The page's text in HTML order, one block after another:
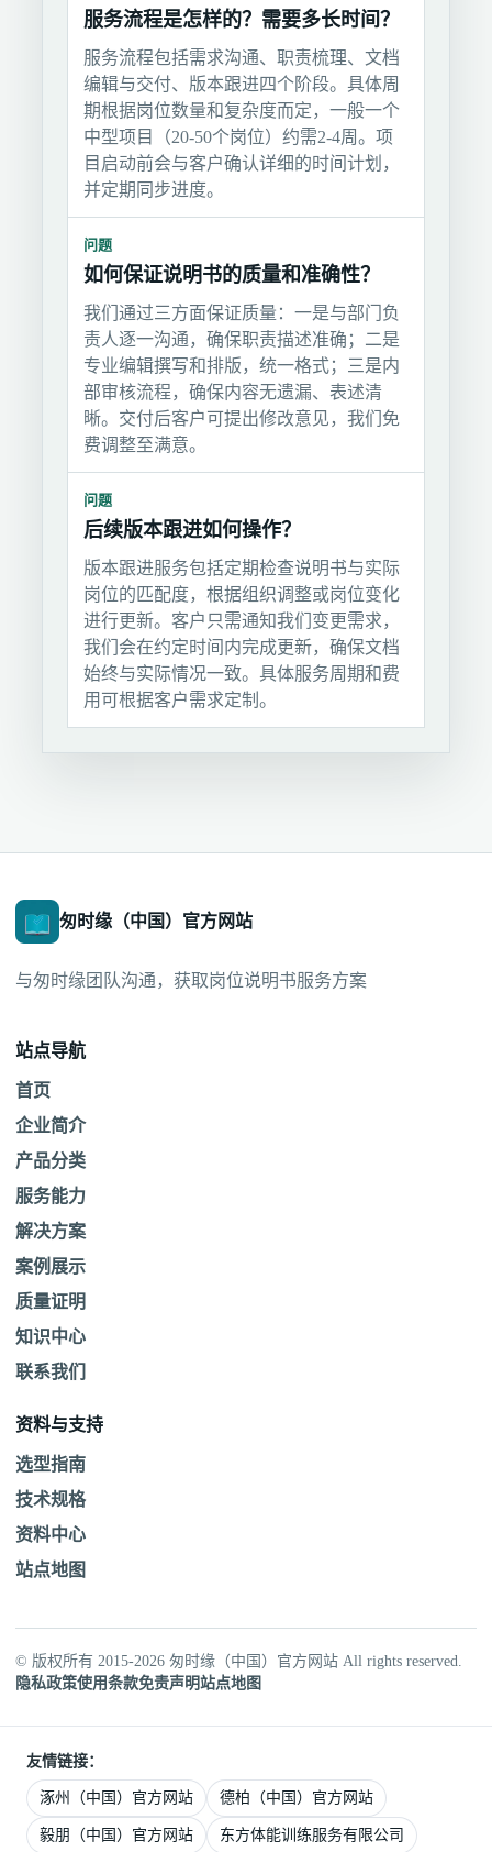
服务流程是怎样的？需要多长时间？
服务流程包括需求沟通、职责梳理、文档
编辑与交付、版本跟进四个阶段。具体周
期根据岗位数量和复杂度而定，一般一个
中型项目（20-50个岗位）约需2-4周。项
目启动前会与客户确认详细的时间计划，
并定期同步进度。
问题
如何保证说明书的质量和准确性？
我们通过三方面保证质量：一是与部门负
责人逐一沟通，确保职责描述准确；二是
专业编辑撰写和排版，统一格式；三是内
部审核流程，确保内容无遗漏、表述清
晰。交付后客户可提出修改意见，我们免
费调整至满意。
问题
后续版本跟进如何操作？
版本跟进服务包括定期检查说明书与实际
岗位的匹配度，根据组织调整或岗位变化
进行更新。客户只需通知我们变更需求，
我们会在约定时间内完成更新，确保文档
始终与实际情况一致。具体服务周期和费
用可根据客户需求定制。
匆时缘（中国）官方网站
与匆时缘团队沟通，获取岗位说明书服务方案
站点导航
首页
企业简介
产品分类
服务能力
解决方案
案例展示
质量证明
知识中心
联系我们
资料与支持
选型指南
技术规格
资料中心
站点地图
© 版权所有 2015-2026 匆时缘（中国）官方网站 All rights reserved.
隐私政策使用条款免责声明站点地图
友情链接：
涿州（中国）官方网站 德柏（中国）官方网站
毅朋（中国）官方网站 东方体能训练服务有限公司